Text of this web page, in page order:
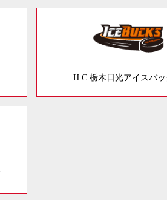
H.C.栃木日光アイスバッ